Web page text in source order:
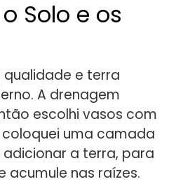
Solo e os
qualidade e terra
A drenagem
escolhi vasos com
uma camada
a terra, para
acumule nas raízes.